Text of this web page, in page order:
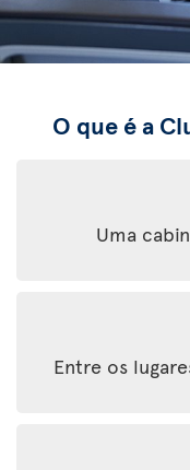
O que é a
Uma
Entre os